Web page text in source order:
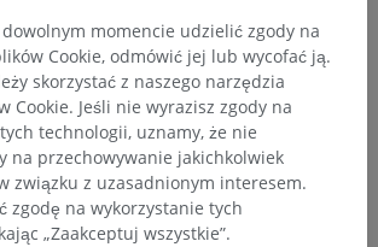
Zgłoś problem
momencie udzielić zgody na
Cookie, odmówić jej lub wycofać ją.
skorzystać z naszego narzędzia
Cookie. Jeśli nie wyrazisz zgody na
technologii, uznamy, że nie
na przechowywanie jakichkolwiek
związku z uzasadnionym interesem.
zgodę na wykorzystanie tych
„Zaakceptuj wszystkie”.